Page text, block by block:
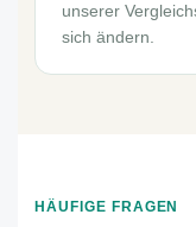
unserer
sich ändern.
HÄUFIGE FRAGEN